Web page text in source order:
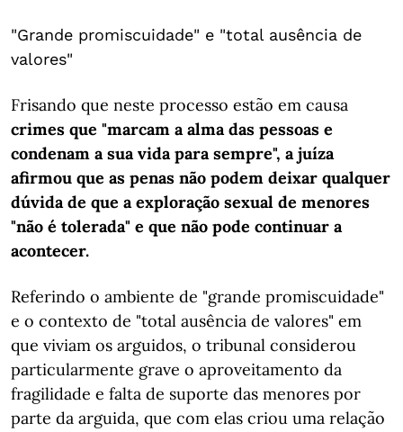
"Grande promiscuidade" e "total ausência de
valores"
Frisando que neste processo estão em causa
crimes que "marcam a alma das pessoas e
condenam a sua vida para sempre", a juíza
afirmou que as penas não podem deixar qualquer
dúvida de que a exploração sexual de menores
"não é tolerada" e que não pode continuar a
acontecer.
Referindo o ambiente de "grande promiscuidade"
e o contexto de "total ausência de valores" em
que viviam os arguidos, o tribunal considerou
particularmente grave o aproveitamento da
fragilidade e falta de suporte das menores por
parte da arguida, que com elas criou uma relação